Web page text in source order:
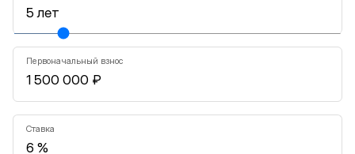
Первоначальный взнос
Ставка